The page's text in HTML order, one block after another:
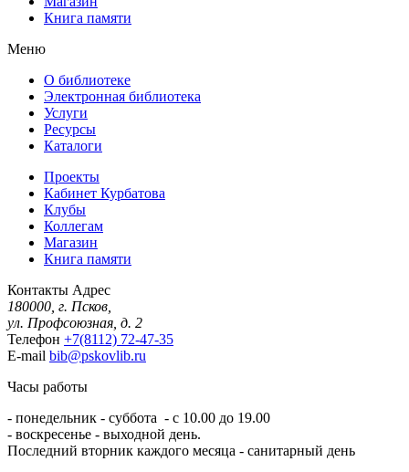
Книга памяти
Меню
О библиотеке
Электронная библиотека
Услуги
Ресурсы
Каталоги
Проекты
Кабинет Курбатова
Клубы
Коллегам
Магазин
Книга памяти
Контакты Адрес
180000, г. Псков,
ул. Профсоюзная, д. 2
Телефон +7(8112) 72-47-35
E-mail bib@pskovlib.ru
Часы работы
- понедельник - суббота - с 10.00 до 19.00
- воскресенье - выходной день.
Последний вторник каждого месяца - санитарный день